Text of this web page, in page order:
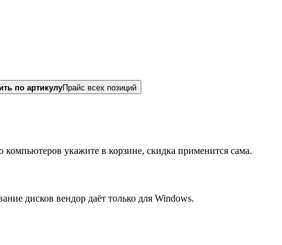
по артикулуПрайс всех позиций
укажите в корзине, скидка применится сама.
дисков вендор даёт только для Windows.